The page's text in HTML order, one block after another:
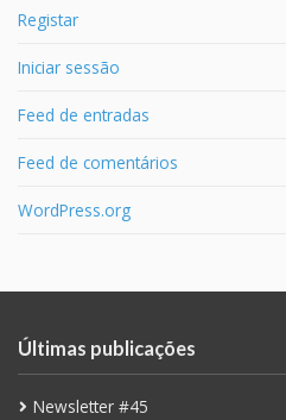
Registar
Iniciar sessão
Feed de entradas
Feed de comentários
WordPress.org
Últimas publicações
Newsletter #45